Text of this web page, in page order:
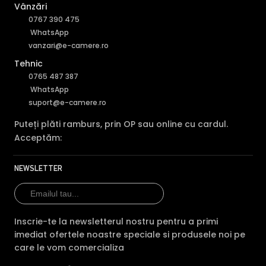
Perimeter Protection
Functia camerei IP Dahua SD5A445GB-HNR de detectie
Vânzări
0767 390 475
WhatsApp
vanzari@e-camere.ro
Tehnic
0765 487 387
WhatsApp
suport@e-camere.ro
Puteți plăti ramburs, prin OP sau online cu cardul.
Acceptăm:
NEWSLETTER
Inscrie-te la newsletterul nostru pentru a primi
imediat ofertele noastre speciale si produsele noi pe
care le vom comercializa